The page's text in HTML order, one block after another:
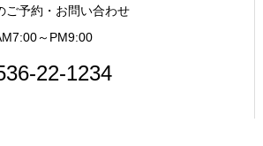
ご予約・お問い合わせ
～PM9:00
22-1234